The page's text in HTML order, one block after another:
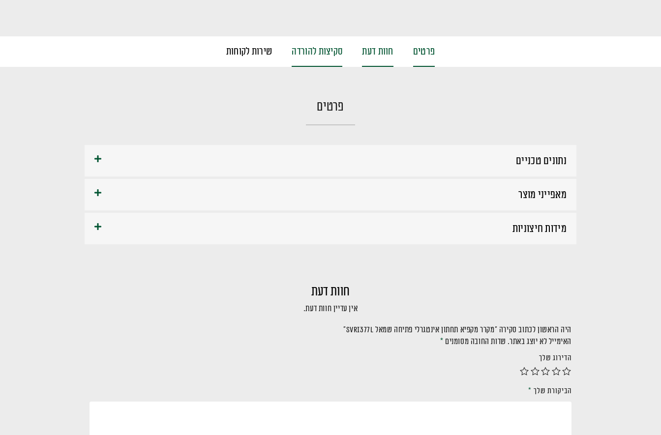
פרטים חוות דעת סקיצות להורדה שירות לקוחות
פרטים
נתונים טכניים
מאפייני מוצר
מידות חיצוניות
חוות דעת
אין עדיין חוות דעת.
היה הראשון לכתוב סקירה “מקרר מקפיא תחתון אינטגרלי פתיחה שמאל SVRI377L”
האימייל לא יוצג באתר. שדות החובה מסומנים *
הדירוג שלך
הביקורת שלך *